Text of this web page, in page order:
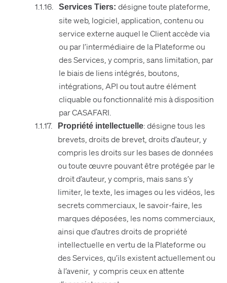
Services Tiers: désigne toute plateforme,
site web, logiciel, application, contenu ou
service externe auquel le Client accède via
ou par l’intermédiaire de la Plateforme ou
des Services, y compris, sans limitation, par
le biais de liens intégrés, boutons,
intégrations, API ou tout autre élément
cliquable ou fonctionnalité mis à disposition
par CASAFARI.
Propriété intellectuelle: désigne tous les
brevets, droits de brevet, droits d’auteur, y
compris les droits sur les bases de données
ou toute œuvre pouvant être protégée par le
droit d’auteur, y compris, mais sans s’y
limiter, le texte, les images ou les vidéos, les
secrets commerciaux, le savoir-faire, les
marques déposées, les noms commerciaux,
ainsi que d’autres droits de propriété
intellectuelle en vertu de la Plateforme ou
des Services, qu’ils existent actuellement ou
à l’avenir, y compris ceux en attente